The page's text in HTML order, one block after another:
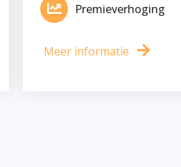
Premieverhoging
Meer informatie